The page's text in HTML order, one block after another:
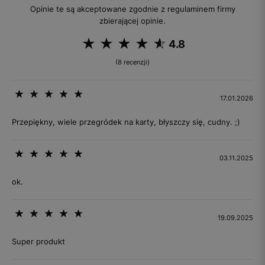
Opinie te są akceptowane zgodnie z regulaminem firmy
zbierającej opinie.
4.8
(8 recenzji)
17.01.2026
Przepiękny, wiele przegródek na karty, błyszczy się, cudny. ;)
03.11.2025
ok.
19.09.2025
Super produkt